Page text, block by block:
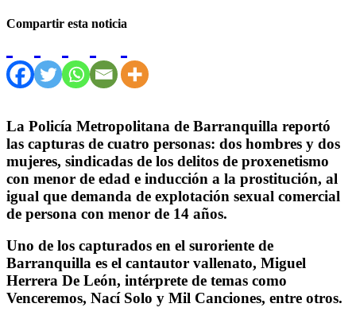
Compartir esta noticia
La Policía Metropolitana de Barranquilla reportó
las capturas de cuatro personas: dos hombres y dos
mujeres, sindicadas de los delitos de proxenetismo
con menor de edad e inducción a la prostitución, al
igual que demanda de explotación sexual comercial
de persona con menor de 14 años.
Uno de los capturados en el suroriente de
Barranquilla es el cantautor vallenato, Miguel
Herrera De León, intérprete de temas como
Venceremos, Nací Solo y Mil Canciones, entre otros.